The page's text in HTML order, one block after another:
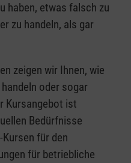
haben, etwas falsch zu
zu handeln, als gar
zeigen wir Ihnen, wie
oder sogar
Kursangebot ist
Bedürfnisse
für den
für betriebliche